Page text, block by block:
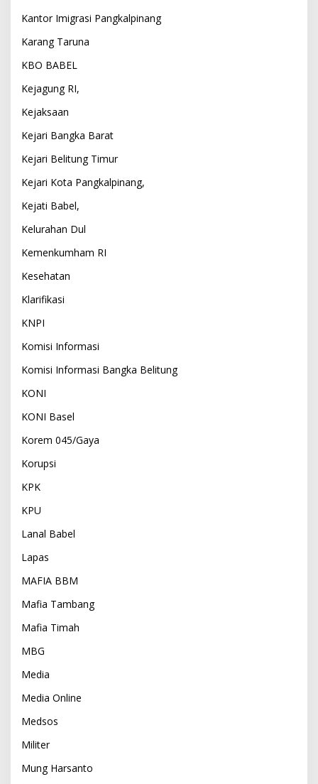
Kantor Imigrasi Pangkalpinang
Karang Taruna
KBO BABEL
Kejagung RI,
Kejaksaan
Kejari Bangka Barat
Kejari Belitung Timur
Kejari Kota Pangkalpinang,
Kejati Babel,
Kelurahan Dul
Kemenkumham RI
Kesehatan
Klarifikasi
KNPI
Komisi Informasi
Komisi Informasi Bangka Belitung
KONI
KONI Basel
Korem 045/Gaya
Korupsi
KPK
KPU
Lanal Babel
Lapas
MAFIA BBM
Mafia Tambang
Mafia Timah
MBG
Media
Media Online
Medsos
Militer
Mung Harsanto